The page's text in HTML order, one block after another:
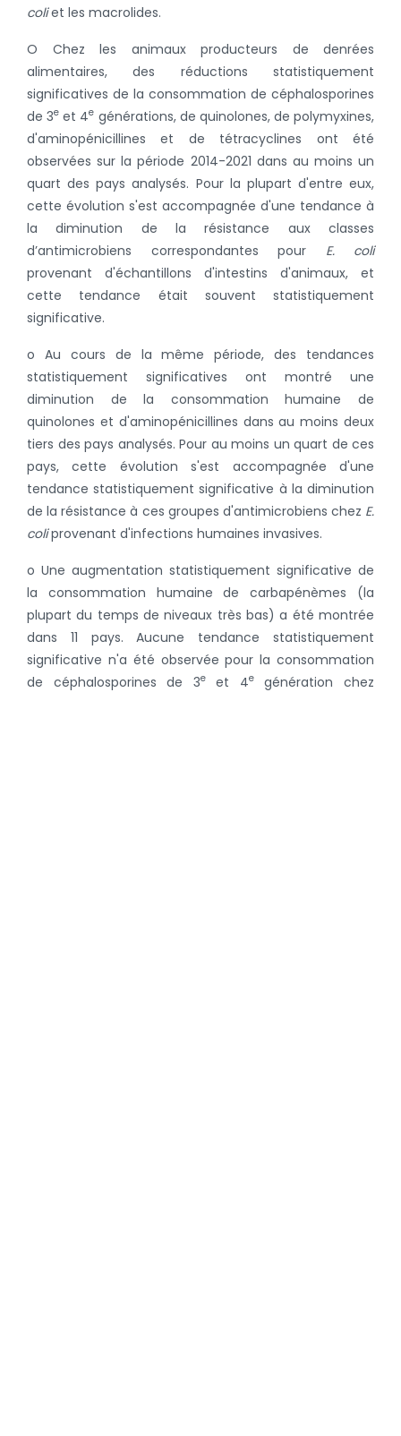
coliet les macrolides.
O Chez les animaux producteurs de denrées
alimentaires, des réductions statistiquement
significatives de la consommation de céphalosporines
de 3e et 4e générations, de quinolones, de polymyxines,
d'aminopénicillines et de tétracyclines ont été
observées sur la période 2014-2021 dans au moins un
quart des pays analysés. Pour la plupart d'entre eux,
cette évolution s'est accompagnée d'une tendance à
la diminution de la résistance aux classes
d’antimicrobiens correspondantes pour E. coli
provenant d'échantillons d'intestins d'animaux, et
cette tendance était souvent statistiquement
significative.
o Au cours de la même période, des tendances
statistiquement significatives ont montré une
diminution de la consommation humaine de
quinolones et d'aminopénicillines dans au moins deux
tiers des pays analysés. Pour au moins un quart de ces
pays, cette évolution s'est accompagnée d'une
tendance statistiquement significative à la diminution
de la résistance à ces groupes d'antimicrobiens chez E.
coliprovenant d'infections humaines invasives.
o Une augmentation statistiquement significative de
la consommation humaine de carbapénèmes (la
plupart du temps de niveaux très bas) a été montrée
dans 11 pays. Aucune tendance statistiquement
significative n'a été observée pour la consommation
de céphalosporines de 3eet 4egénération chez